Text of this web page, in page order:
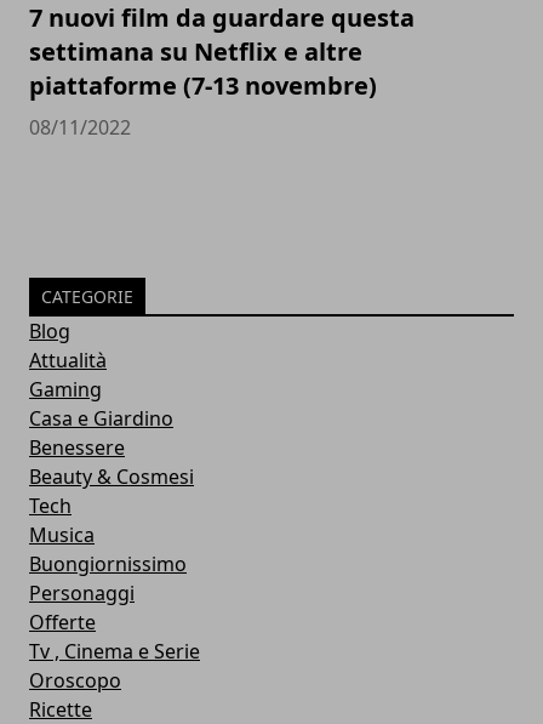
7 nuovi film da guardare questa
settimana su Netflix e altre
piattaforme (7-13 novembre)
08/11/2022
CATEGORIE
Blog
Attualità
Gaming
Casa e Giardino
Benessere
Beauty & Cosmesi
Tech
Musica
Buongiornissimo
Personaggi
Offerte
Tv , Cinema e Serie
Oroscopo
Ricette